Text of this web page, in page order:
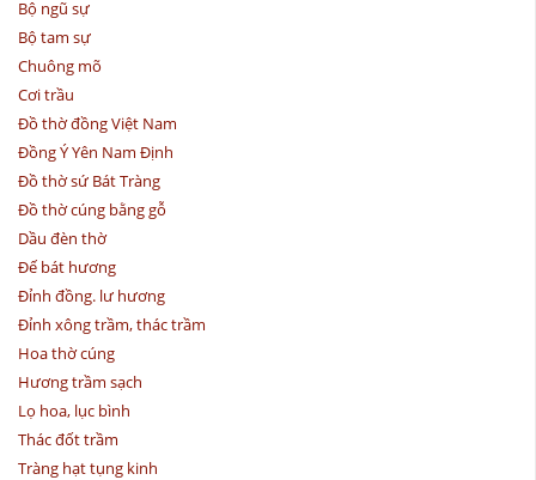
Bộ ngũ sự
Bộ tam sự
Chuông mõ
Cơi trầu
Đồ thờ đồng Việt Nam
Đồng Ý Yên Nam Định
Đồ thờ sứ Bát Tràng
Đồ thờ cúng bằng gỗ
Dầu đèn thờ
Đế bát hương
Đỉnh đồng. lư hương
Đỉnh xông trầm, thác trầm
Hoa thờ cúng
Hương trầm sạch
Lọ hoa, lục bình
Thác đốt trầm
Tràng hạt tụng kinh